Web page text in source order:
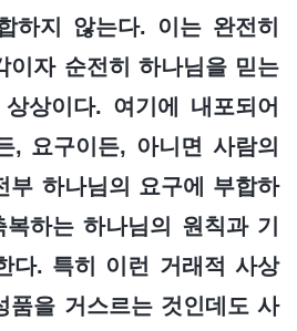
하지 않는다. 이는 완전히
이자 순전히 하나님을 믿는
상이다. 여기에 내포되어
, 요구이든, 아니면 사람의
부 하나님의 요구에 부합하
하는 하나님의 원칙과 기
다. 특히 이런 거래적 사상
품을 거스르는 것인데도 사